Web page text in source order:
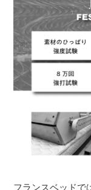
フランスベッドで